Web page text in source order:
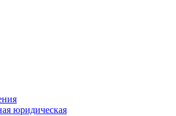
юридическая